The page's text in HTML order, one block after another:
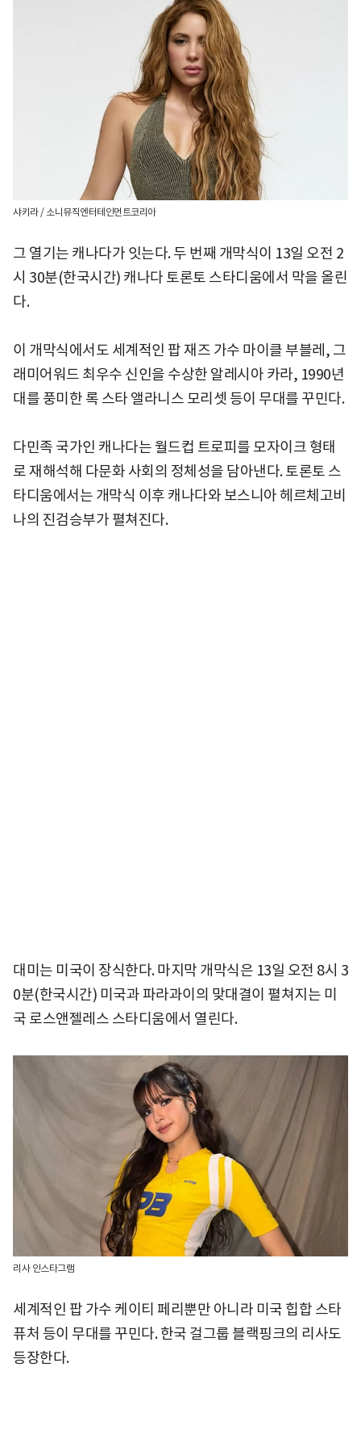
샤키라 / 소니뮤직엔터테인먼트코리아
그 열기는 캐나다가 잇는다. 두 번째 개막식이 13일 오전 2
시 30분(한국시간) 캐나다 토론토 스타디움에서 막을 올린
다.
이 개막식에서도 세계적인 팝 재즈 가수 마이클 부블레, 그
래미어워드 최우수 신인을 수상한 알레시아 카라, 1990년
대를 풍미한 록 스타 앨라니스 모리셋 등이 무대를 꾸민다.
다민족 국가인 캐나다는 월드컵 트로피를 모자이크 형태
로 재해석해 다문화 사회의 정체성을 담아낸다. 토론토 스
타디움에서는 개막식 이후 캐나다와 보스니아 헤르체고비
나의 진검승부가 펼쳐진다.
대미는 미국이 장식한다. 마지막 개막식은 13일 오전 8시 3
0분(한국시간) 미국과 파라과이의 맞대결이 펼쳐지는 미
국 로스앤젤레스 스타디움에서 열린다.
리사 인스타그램
세계적인 팝 가수 케이티 페리뿐만 아니라 미국 힙합 스타
퓨처 등이 무대를 꾸민다. 한국 걸그룹 블랙핑크의 리사도
등장한다.